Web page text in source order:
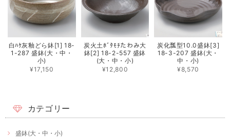
白ﾊｹ灰釉どら鉢[1] 18-
1-287 盛鉢(大・中・
小)
¥17,150
炭火土ﾎﾞﾀﾓﾁたわみ大
鉢[2] 18-2-557 盛鉢
(大・中・小)
¥12,800
炭化瓢型10.0盛鉢[3]
18-3-207 盛鉢(大・
中・小)
¥8,570
カテゴリー
盛鉢(大・中・小)